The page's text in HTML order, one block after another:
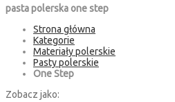
pasta polerska one step
Strona główna
Kategorie
Materiały polerskie
Pasty polerskie
One Step
Zobacz jako: